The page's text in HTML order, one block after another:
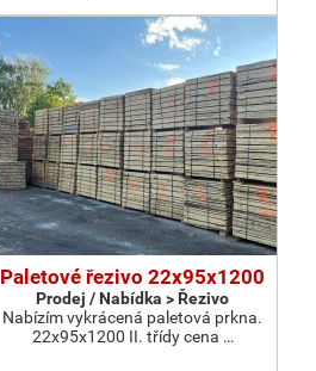
Paletové řezivo 22x95x1200
Prodej / Nabídka > Řezivo
Nabízím vykrácená paletová prkna.
22x95x1200 II. třídy cena …